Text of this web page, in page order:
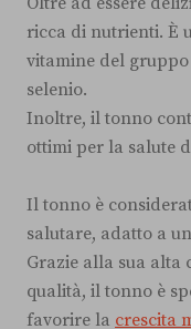
ricca di nutrienti. È
vitamine del
selenio.
Inoltre, il tonno
ottimi per la salute
Il tonno è
salutare, adatto a
Grazie alla sua alta
qualità, il tonno è
favorire la crescita